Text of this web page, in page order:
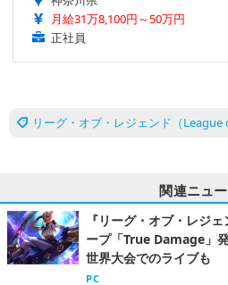
月給31万8,100円～50万円
正社員
リーグ・オブ・レジェンド（League
関連ニュー
『リーグ・オブ・レジ
ープ「True Damage」
世界大会でのライブも
PC